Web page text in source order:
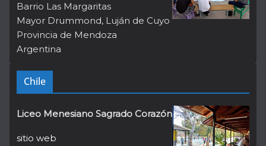
Barrio Las Margaritas
Mayor Drummond, Luján de Cuyo
Provincia de Mendoza
Argentina
Chile
Liceo Menesiano Sagrado Corazón
sitio web